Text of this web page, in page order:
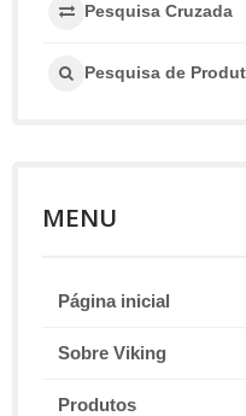
Pesquisa Cruzada
Pesquisa de
MENU
Página inicial
Sobre Viking
Produtos